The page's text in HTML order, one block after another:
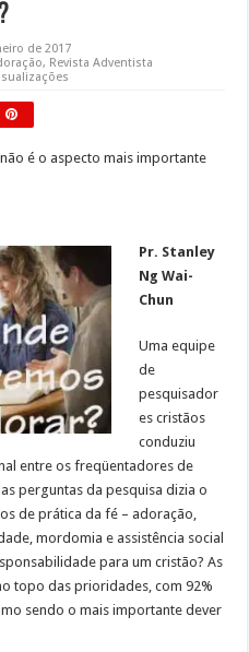
de 2017
, Revista Adventista
é o aspecto mais importante
Pr. Stanley
Ng Wai-
Chun
Uma equipe
de
pesquisador
es cristãos
conduziu
entre os freqüentadores de
perguntas da pesquisa dizia o
de prática da fé – adoração,
mordomia e assistência social
para um cristão? As
topo das prioridades, com 92%
sendo o mais importante dever